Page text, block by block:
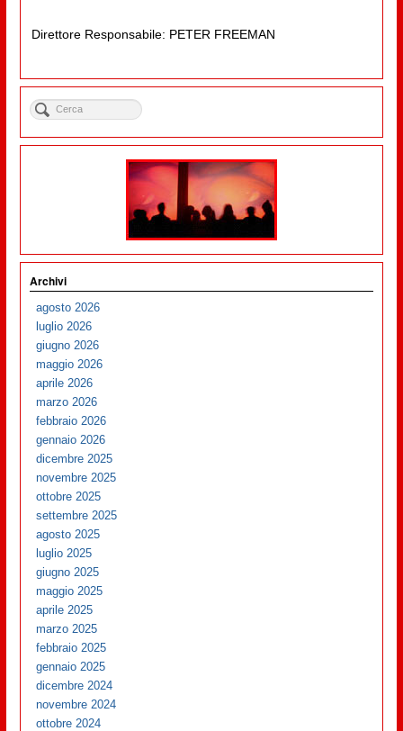
Direttore Responsabile: PETER FREEMAN
Archivi
agosto 2026
luglio 2026
giugno 2026
maggio 2026
aprile 2026
marzo 2026
febbraio 2026
gennaio 2026
dicembre 2025
novembre 2025
ottobre 2025
settembre 2025
agosto 2025
luglio 2025
giugno 2025
maggio 2025
aprile 2025
marzo 2025
febbraio 2025
gennaio 2025
dicembre 2024
novembre 2024
ottobre 2024